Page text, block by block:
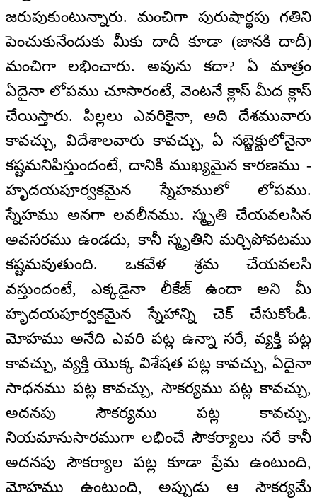
జరుపుకుంటున్నారు. మంచిగా పురుషార్థపు గతిని
పెంచుకునేందుకు మీకు దాదీ కూడా (జానకి దాదీ)
మంచిగా లభించారు. అవును కదా? ఏ మాత్రం
ఏదైనా లోపము చూసారంటే, వెంటనే క్లాస్ మీద క్లాస్
చేయిస్తారు. పిల్లలు ఎవరికైనా, అది దేశమువారు
కావచ్చు, విదేశాలవారు కావచ్చు, ఏ సబ్జెక్టులోనైనా
కష్టమనిపిస్తుందంటే, దానికి ముఖ్యమైన కారణము -
హృదయపూర్వకమైన స్నేహములో లోపము.
స్నేహము అనగా లవలీనము. స్మృతి చేయవలసిన
అవసరము ఉండదు, కానీ స్మృతిని మర్చిపోవటము
కష్టమవుతుంది. ఒకవేళ శ్రమ చేయవలసి
వస్తుందంటే, ఎక్కడైనా లీకేజ్ ఉందా అని మీ
హృదయపూర్వకమైన స్నేహాన్ని చెక్ చేసుకోండి.
మోహము అనేది ఎవరి పట్ల ఉన్నా సరే, వ్యక్తి పట్ల
కావచ్చు, వ్యక్తి యొక్క విశేషత పట్ల కావచ్చు, ఏదైనా
సాధనము పట్ల కావచ్చు, సౌకర్యము పట్ల కావచ్చు,
అదనపు సౌకర్యము పట్ల కావచ్చు,
నియమానుసారముగా లభించే సౌకర్యాలు సరే కానీ
అదనపు సౌకర్యాల పట్ల కూడా ప్రేమ ఉంటుంది,
మోహము ఉంటుంది, అప్పుడు ఆ సౌకర్యమే